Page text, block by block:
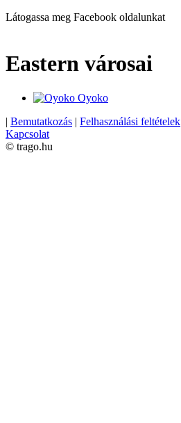
Látogassa meg Facebook oldalunkat
Eastern városai
Oyoko
| Bemutatkozás | Felhasználási feltételek
Kapcsolat
© trago.hu